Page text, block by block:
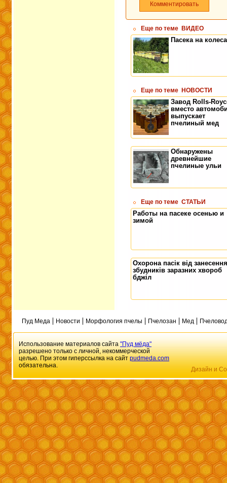
Комментировать
Еще по теме ВИДЕО
Пасека на
Еще по теме НОВОСТИ
Завод Rolls-
вместо
выпускает
пчелиный мед
Обнаружены
древнейшие
пчелиные ульи
Еще по теме СТАТЬИ
Работы на пасеке осенью и
зимой
Охорона пасік від занесення
збудників заразних хвороб
бджіл
Пуд Меда Новости Морфология пчелы Пчелозан Мед
Использование материалов сайта"Пуд мёда"
разрешено только с личной, некоммерческой
целью. При этом гиперссылка на сайтpudmeda.com
обязательна.
Дизайн и